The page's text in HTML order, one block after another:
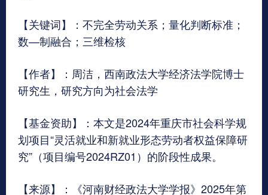
【关键词】：不完全劳动关系；量化判断标准；
数—制融合；三维检核
【作者】：周洁，西南政法大学经济法学院博士
研究生，研究方向为社会法学
【基金资助】：本文是2024年重庆市社会科学规
划项目“灵活就业和新就业形态劳动者权益保障研
究”（项目编号2024RZ01）的阶段性成果。
【来源】：《河南财经政法大学学报》2025年第